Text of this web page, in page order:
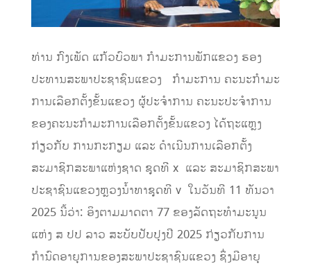
ທ່ານ ກົງເພັດ ແກ້ວບົວພາ ກຳມະການພັກແຂວງ ຮອງ
ປະທານສະພາປະຊາຊົນແຂວງ ກໍາມະການ ຄະນະກໍາມະ
ການເລືອກຕັ້ງຂັ້ນແຂວງ ຜູ້ປະຈໍາການ ຄະນະປະຈໍາການ
ຂອງຄະນະກໍາມະການເລືອກຕັ້ງຂັ້ນແຂວງ ໄດ້ຖະແຫຼງ
ກ່ຽວກັບ ການກະກຽມ ແລະ ດໍາເນີນການເລືອກຕັ້ງ
ສະມາຊິກສະພາແຫ່ງຊາດ ຊຸດທີ x ແລະ ສະມາຊິກສະພາ
ປະຊາຊົນແຂວງຫຼວງນໍ້າທາຊຸດທີ v ໃນວັນທີ 11 ທັນວາ
2025 ນີ້ວ່າ: ອິງຕາມມາດຕາ 77 ຂອງລັດຖະທຳມະນູນ
ແຫ່ງ ສ ປປ ລາວ ສະບັບປັບປຸງປີ 2025 ກ່ຽວກັບການ
ກຳນົດອາຍຸການຂອງສະພາປະຊາຊົນແຂວງ ຊຶ່ງມີອາຍຸ